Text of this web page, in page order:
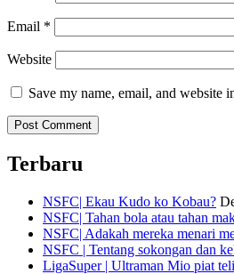
Email *
Website
Save my name, email, and website
Terbaru
NSFC| Ekau Kudo ko Kobau?
NSFC| Tahan bola atau tahan
NSFC| Adakah mereka menari
NSFC | Tentang sokongan dan
LigaSuper | Ultraman Mio piat